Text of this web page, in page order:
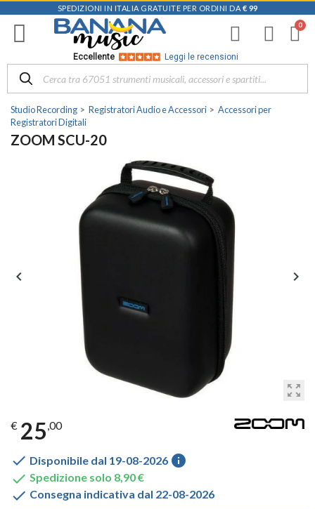
SPEDIZIONI IN ITALIA GRATUITE PER ORDINI DA € 99
Eccellente Leggi le recensioni
Studio Recording Registratori Audio e Accessori
Accessori per
Registratori Digitali
ZOOM SCU-20
zoom_out_map
 
€ 25,00
 Disponibile dal 19-08-2026 info
 Spedizione solo 8,90 €
 Consegna indicativa dal 22-08-2026